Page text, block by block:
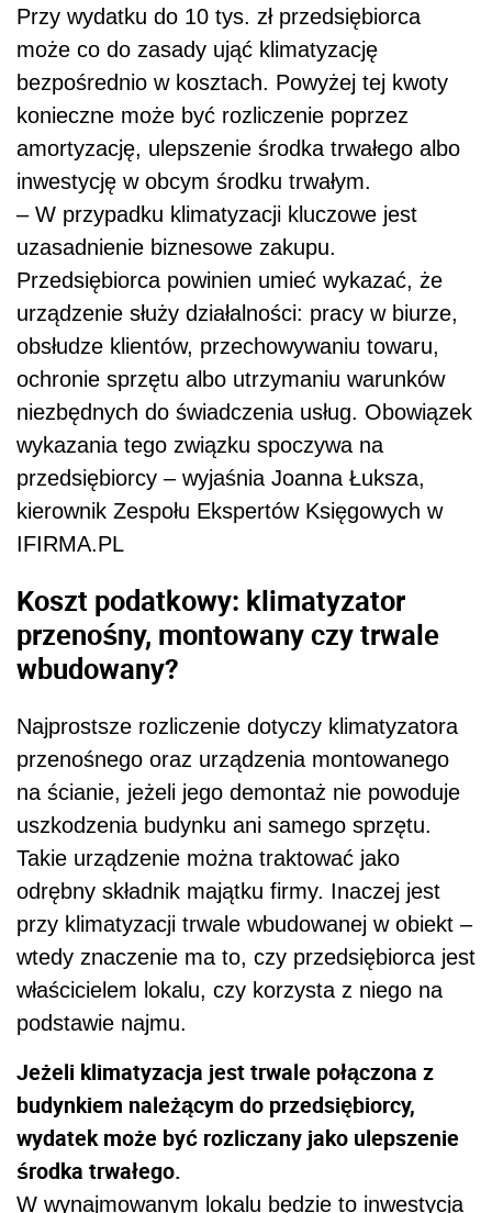
Przy wydatku do 10 tys. zł przedsiębiorca
może co do zasady ująć klimatyzację
bezpośrednio w kosztach. Powyżej tej kwoty
konieczne może być rozliczenie poprzez
amortyzację, ulepszenie środka trwałego albo
inwestycję w obcym środku trwałym.
– W przypadku klimatyzacji kluczowe jest
uzasadnienie biznesowe zakupu.
Przedsiębiorca powinien umieć wykazać, że
urządzenie służy działalności: pracy w biurze,
obsłudze klientów, przechowywaniu towaru,
ochronie sprzętu albo utrzymaniu warunków
niezbędnych do świadczenia usług. Obowiązek
wykazania tego związku spoczywa na
przedsiębiorcy – wyjaśnia Joanna Łuksza,
kierownik Zespołu Ekspertów Księgowych w
IFIRMA.PL
Koszt podatkowy: klimatyzator
przenośny, montowany czy trwale
wbudowany?
Najprostsze rozliczenie dotyczy klimatyzatora
przenośnego oraz urządzenia montowanego
na ścianie, jeżeli jego demontaż nie powoduje
uszkodzenia budynku ani samego sprzętu.
Takie urządzenie można traktować jako
odrębny składnik majątku firmy. Inaczej jest
przy klimatyzacji trwale wbudowanej w obiekt –
wtedy znaczenie ma to, czy przedsiębiorca jest
właścicielem lokalu, czy korzysta z niego na
podstawie najmu.
Jeżeli klimatyzacja jest trwale połączona z
budynkiem należącym do przedsiębiorcy,
wydatek może być rozliczany jako ulepszenie
środka trwałego.
W wynajmowanym lokalu będzie to inwestycja